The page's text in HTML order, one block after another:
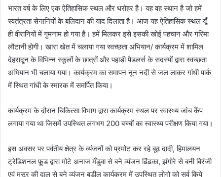
भारत वर्ष के लिए एक ऐतिहासिक स्थल और धरोहर है। यह वह स्थान है जो हमें
स्वतंत्रता सेनानियों के बलिदान की याद दिलाता है। आज यह ऐतिहासिक स्थल यूँ
ही वीरानियों में गुमनाम हो गया है। हमें मिलकर इसे इसकी खोई पहचान और गरिमा
लौटानी होगी। खारा खेत में चलाया गया स्वच्छता अभियान/ कार्यक्रम में शामिल
देहरादून के विभिन्न स्कूलों के छात्रों और पहाड़ी पैडलर्स के सदस्यों द्वारा स्वच्छता
अभियान भी चलाया गया। कार्यक्रम का समापन नून नदी से जल लाकर गांधी पार्क
में स्थित गांधी के स्मारक में समर्पित किया।
कार्यक्रम के दौरान चिकित्सा विभाग द्वारा कार्यक्रम स्थल पर स्वास्थ्य जांच कैंप
लगाया गया था जिसमें उपस्थित लगभग 200 बच्चों का स्वास्थ्य परीक्षण किया गया।
इस अवसर पर पर्वतीय क्षेत्र के व्यंजनों को प्रमोट कर रहे बूढ़ दादी, हिमालयन
ट्रेडिशनल फ़ूड द्वारा मोटे अनाज मँडुवा से बने व्यंजन ढिंढका, झंगोरे से बनी बिरंजी
एवं मसूर की दाल से बने व्यंजन बड़ील कार्यक्रम में उपस्थित लोगो को सर्व किये